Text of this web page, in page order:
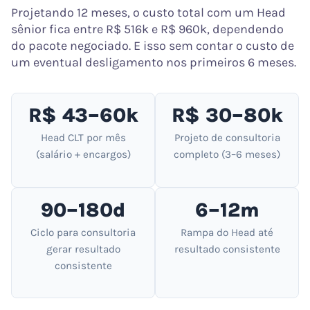
Projetando 12 meses, o custo total com um Head
sênior fica entre R$ 516k e R$ 960k, dependendo
do pacote negociado. E isso sem contar o custo de
um eventual desligamento nos primeiros 6 meses.
R$ 43–60k
Head CLT por mês
(salário + encargos)
R$ 30–80k
Projeto de consultoria
completo (3–6 meses)
90–180d
Ciclo para consultoria
gerar resultado
consistente
6–12m
Rampa do Head até
resultado consistente